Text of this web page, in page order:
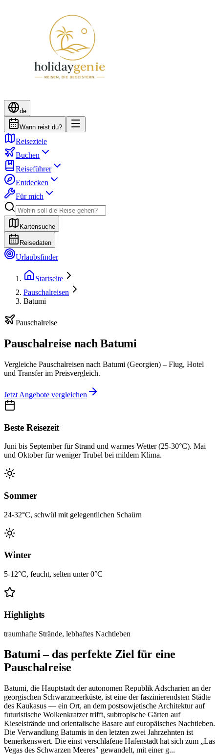
de
Wann reist du?
Reiseziele
Buchen
Reiseführer
Entdecken
Für mich
Kartensuche
Reisedaten
Urlaubsfinder
Startseite
Pauschalreisen
Batumi
Pauschalreise
Pauschalreise nach Batumi
Vergleiche Pauschalreisen nach Batumi (Georgien) – Flug, Hotel
und Transfer im Preisvergleich.
Jetzt Angebote vergleichen
Beste Reisezeit
Juni bis September für Strand und warmes Wetter (25-30°C). Mai
und Oktober für weniger Trubel bei mildem Klima.
Sommer
24-32°C, schwül mit gelegentlichen Schaürn
Winter
5-12°C, feucht, selten unter 0°C
Highlights
traumhafte Strände, lebhaftes Nachtleben
Batumi – das perfekte Ziel für eine
Pauschalreise
Batumi, die Hauptstadt der autonomen Republik Adscharien an der
georgischen Schwarzmeerküste, ist eine der faszinierendsten Städte
des Kaukasus — ein Ort, an dem postsowjetische Architektur auf
futuristische Wolkenkratzer trifft, subtropische Gärten auf
Kieselstrände und orientalische Basare auf europäisches Nachtleben.
Die Verwandlung Batumis in den letzten zwei Jahrzehnten ist
bemerkenswert. Die einst verschlafene Hafenstadt hat sich zum „Las
Vegas des Schwarzen Meeres" gewandelt, mit einer g...